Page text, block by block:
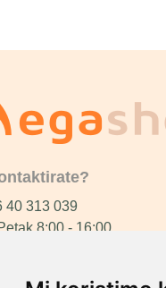
40 313 039
8:00 - 16:00
ćemo vas